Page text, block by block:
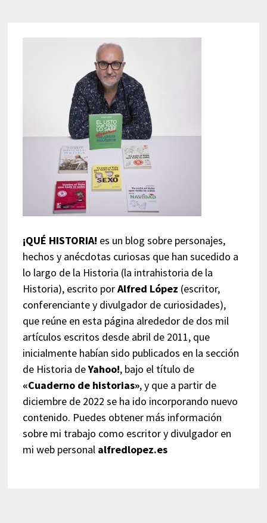
¡QUÉ HISTORIA! es un blog sobre personajes,
hechos y anécdotas curiosas que han sucedido a
lo largo de la Historia (la intrahistoria de la
Historia), escrito porAlfred López (escritor,
conferenciante y divulgador de curiosidades),
que reúne en esta página alrededor de dos mil
artículos escritos desde abril de 2011, que
inicialmente habían sido publicados en la sección
de Historia deYahoo!, bajo el título de
«Cuaderno de historias», y que a partir de
diciembre de 2022 se ha ido incorporando nuevo
contenido. Puedes obtener más información
sobre mi trabajo como escritor y divulgador en
mi web personal alfredlopez.es